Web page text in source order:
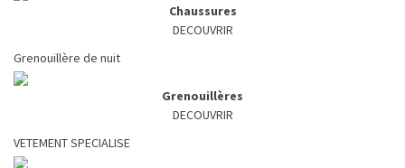
Chaussures
DECOUVRIR
Grenouillère de nuit
Grenouillères
DECOUVRIR
VETEMENT SPECIALISE